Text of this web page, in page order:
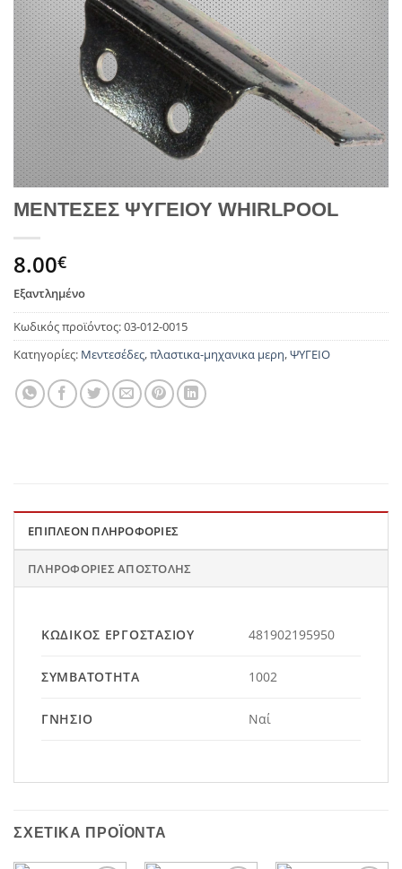
ΜΕΝΤΕΣΕΣ ΨΥΓΕΙΟΥ WHIRLPOOL
8.00€
Εξαντλημένο
Κωδικός προϊόντος:03-012-0015
Κατηγορίες: Μεντεσέδες,πλαστικα-μηχανικα μερη,ΨΥΓΕΙΟ
ΕΠΙΠΛΈΟΝ ΠΛΗΡΟΦΟΡΊΕΣ
ΠΛΗΡΟΦΟΡΊΕΣ ΑΠΟΣΤΟΛΉΣ
ΚΩΔΙΚΌΣ ΕΡΓΟΣΤΑΣΊΟΥ 481902195950
ΣΥΜΒΑΤΌΤΗΤΑ 1002
ΓΝΉΣΙΟ Ναί
ΣΧΕΤΙΚΆ ΠΡΟΪΌΝΤΑ